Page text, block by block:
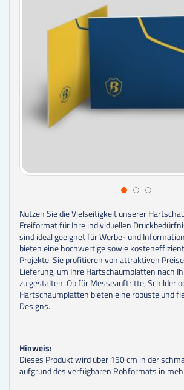
Nutzen Sie die Vielseitigkeit unserer
Freiformat für Ihre individuellen
sind ideal geeignet für Werbe- und
bieten eine hochwertige sowie
Projekte. Sie profitieren von attraktiven
Lieferung, um Ihre Hartschaumplatten nach
zu gestalten. Ob für Messeauftritte, Schilder
Hartschaumplatten bieten eine robuste und
Designs.
Hinweis:
Dieses Produkt wird über 150 cm in der
aufgrund des verfügbaren Rohformats in